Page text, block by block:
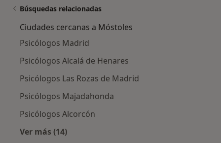
Búsquedas relacionadas
Ciudades cercanas a Móstoles
Psicólogos Madrid
Psicólogos Alcalá de Henares
Psicólogos Las Rozas de Madrid
Psicólogos Majadahonda
Psicólogos Alcorcón
Ver más (14)